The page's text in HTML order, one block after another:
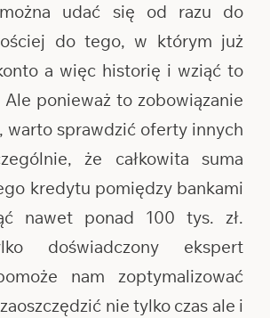
udać się od razu do
do tego, w którym już
a więc historię i wziąć to
ponieważ to zobowiązanie
warto sprawdzić oferty innych
że całkowita suma
kredytu pomiędzy bankami
nawet ponad 100 tys. zł.
doświadczony ekspert
nam zoptymalizować
nie tylko czas ale i